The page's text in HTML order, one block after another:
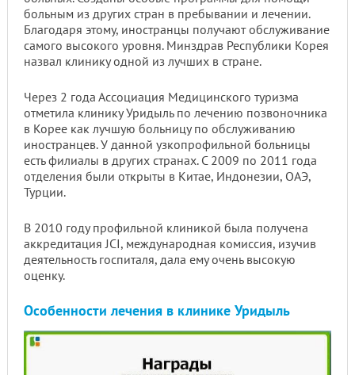
больным из других стран в пребывании и лечении.
Благодаря этому, иностранцы получают обслуживание
самого высокого уровня. Минздрав Республики Корея
назвал клинику одной из лучших в стране.
Через 2 года Ассоциация Медицинского туризма
отметила клинику Уридыль по лечению позвоночника
в Корее как лучшую больницу по обслуживанию
иностранцев. У данной узкопрофильной больницы
есть филиалы в других странах. С 2009 по 2011 года
отделения были открыты в Китае, Индонезии, ОАЭ,
Турции.
В 2010 году профильной клиникой была получена
аккредитация JCI, международная комиссия, изучив
деятельность госпиталя, дала ему очень высокую
оценку.
Особенности лечения в клинике Уридыль